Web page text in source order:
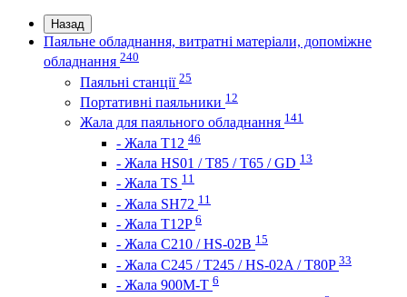
Назад
Паяльне обладнання, витратні матеріали, допоміжне
обладнання 240
Паяльні станції 25
Портативні паяльники 12
Жала для паяльного обладнання 141
- Жала Т12 46
- Жала HS01 / T85 / T65 / GD 13
- Жала TS 11
- Жала SH72 11
- Жала T12P 6
- Жала C210 / HS-02B 15
- Жала C245 / T245 / HS-02A / T80P 33
- Жала 900M-T 6